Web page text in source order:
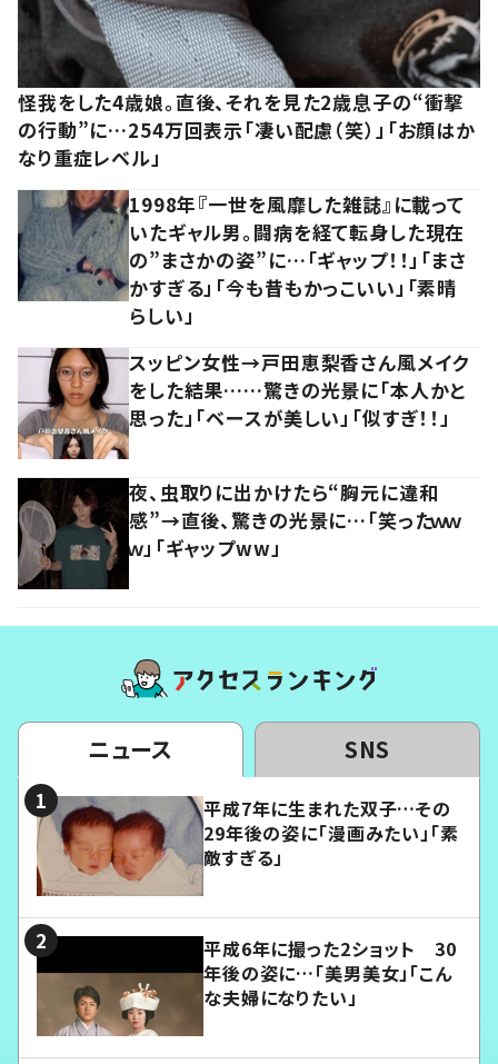
怪我をした4歳娘。直後、それを見た2歳息子の“衝撃
の行動”に…254万回表示「凄い配慮（笑）」「お顔はか
なり重症レベル」
1998年『一世を風靡した雑誌』に載って
いたギャル男。闘病を経て転身した現在
の”まさかの姿”に…「ギャップ！！」「まさ
かすぎる」「今も昔もかっこいい」「素晴
らしい」
スッピン女性→戸田恵梨香さん風メイク
をした結果……驚きの光景に「本人かと
思った」「ベースが美しい」「似すぎ！！」
夜、虫取りに出かけたら“胸元に違和
感”→直後、驚きの光景に…「笑ったｗｗ
ｗ」「ギャップww」
ニュース SNS
平成7年に生まれた双子…その
29年後の姿に「漫画みたい」「素
敵すぎる」
平成6年に撮った2ショット 30
年後の姿に…「美男美女」「こん
な夫婦になりたい」